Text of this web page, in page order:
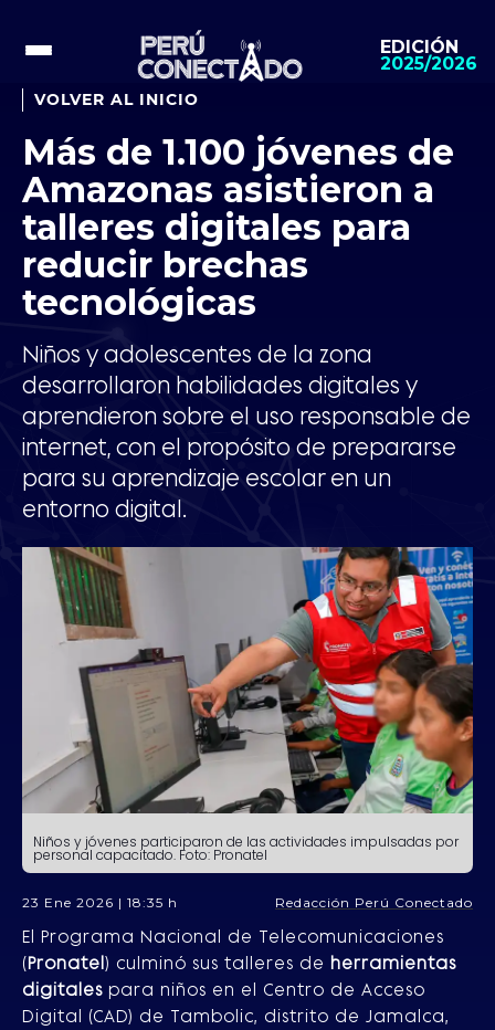
EDICIÓN
2025/2026
VOLVER AL INICIO
Más de 1.100 jóvenes de
Amazonas asistieron a
talleres digitales para
reducir brechas
tecnológicas
Niños y adolescentes de la zona
desarrollaron habilidades digitales y
aprendieron sobre el uso responsable de
internet, con el propósito de prepararse
para su aprendizaje escolar en un
entorno digital.
Niños y jóvenes participaron de las actividades impulsadas por
personal capacitado. Foto: Pronatel
23 Ene 2026 | 18:35 h Redacción Perú Conectado
El Programa Nacional de Telecomunicaciones
(Pronatel) culminó sus talleres de herramientas
digitales para niños en el Centro de Acceso
Digital (CAD) de Tambolic, distrito de Jamalca,